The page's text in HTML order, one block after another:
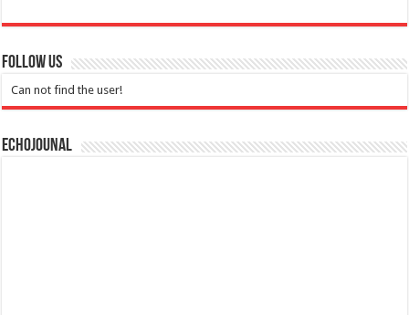
Follow Us
Can not find the user!
Echojounal